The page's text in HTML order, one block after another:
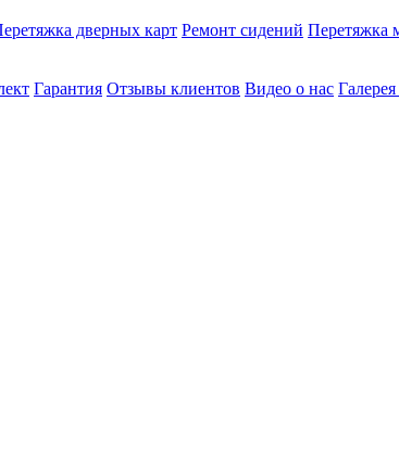
дверных карт Ремонт сидений Перетяжка
Гарантия Отзывы клиентов Видео о нас